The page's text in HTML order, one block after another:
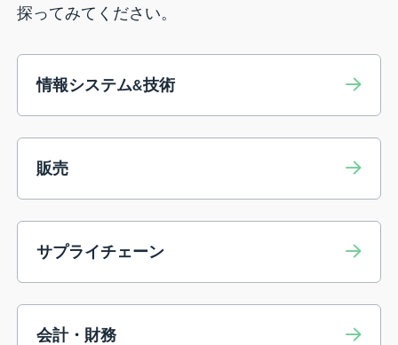
探ってみてください。
情報システム&技術
販売
サプライチェーン
会計・財務